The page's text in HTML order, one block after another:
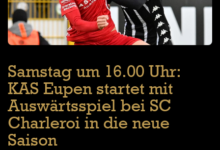
Samstag um 16.00 Uhr:
KAS Eupen startet mit
Auswärtsspiel bei SC
Charleroi in die neue
Saison